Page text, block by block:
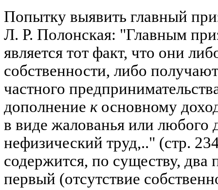
Попытку выявить главный
Л. Р. Полонская: "Главным
является тот факт, что они
собственности, либо
частного
дополнение косновному
в виде жалованья или любого
нефизический труд,.." (стр.
содержится, по существу, два
первый (отсутствие